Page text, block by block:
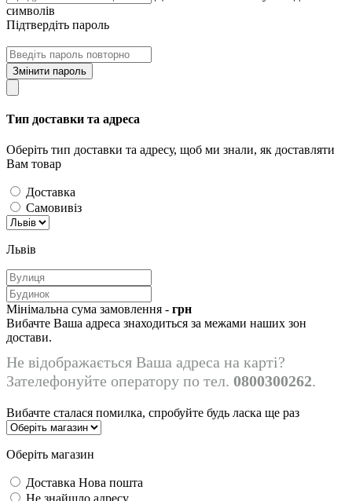
символів
Підтвердіть пароль
Змінити пароль
Тип доставки та адреса
Оберіть тип доставки та адресу, щоб ми знали, як доставляти
Вам товар
Доставка
Самовивіз
Львів
Мінімальна сума замовлення - грн
Вибачте Ваша адреса знаходиться за межами наших зон
достави.
Не відображається Ваша адреса на карті?
Зателефонуйте оператору по тел. 0800300262.
Вибачте сталася помилка, спробуйте будь ласка ще раз
Оберіть магазин
Доставка Нова пошта